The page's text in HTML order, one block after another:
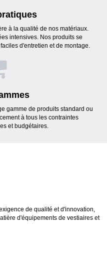
à la qualité de nos matériaux.
intensives. Nos produits se
d'entretien et de montage.
gamme de produits standard ou
à tous les contraintes
et budgétaires.
de qualité et d'innovation,
d'équipements de vestiaires et